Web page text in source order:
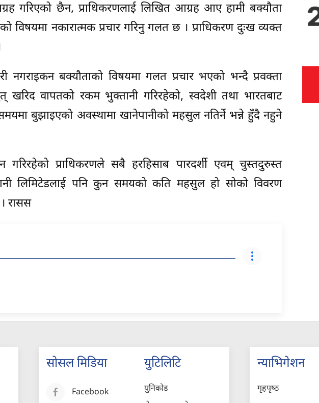
गरिएको छैन, प्राधिकरणलाई लिखित आग्रह आए हामी बक्यौता
नकारात्मक प्रचार गरिनु गलत छ । प्राधिकरण दुःख व्यक्त
नगराइकन बक्यौताको विषयमा गलत प्रचार भएको भन्दै प्रवक्ता
खरिद वापतको रकम भुक्तानी गरिरहेको, स्वदेशी तथा भारतबाट
बुझाइएको अवस्थामा खानेपानीको महसुल नतिर्ने भन्ने हुँदै नहुने
गरिरहेको प्राधिकरणले सबै हरहिसाब पारदर्शी एवम् चुस्तदुरुस्त
लिमिटेडलाई पनि कुन समयको कति महसुल हो सोको विवरण
रासस
सोसल मिडिया
Facebook
युटिलिटि
युनिकोड
न्याभिगेशन
गृहपृष्‍ठ